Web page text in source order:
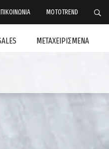
MOTOTREND
ΜΕΤΑΧΕΙΡΙΣΜΕΝΑ